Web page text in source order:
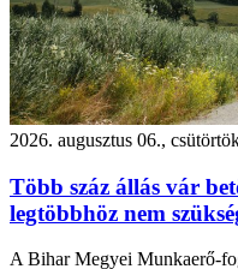
2026. augusztus 06.,
Több száz állás vár
legtöbbhöz nem
A Bihar Megyei Munkaerő-